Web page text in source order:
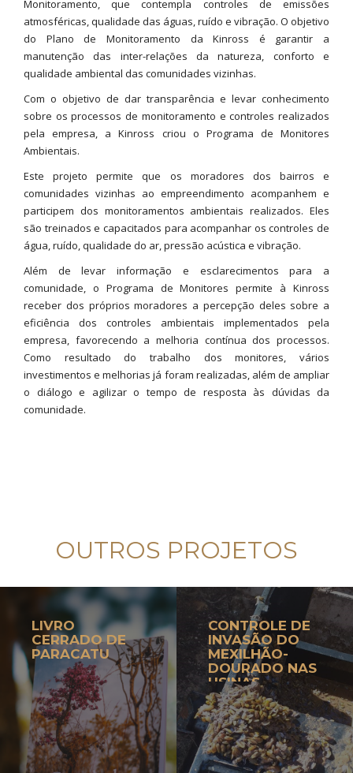
Monitoramento, que contempla controles de emissões
atmosféricas, qualidade das águas, ruído e vibração. O objetivo
do Plano de Monitoramento da Kinross é garantir a
manutenção das inter-relações da natureza, conforto e
qualidade ambiental das comunidades vizinhas.
Com o objetivo de dar transparência e levar conhecimento
sobre os processos de monitoramento e controles realizados
pela empresa, a Kinross criou o Programa de Monitores
Ambientais.
Este projeto permite que os moradores dos bairros e
comunidades vizinhas ao empreendimento acompanhem e
participem dos monitoramentos ambientais realizados. Eles
são treinados e capacitados para acompanhar os controles de
água, ruído, qualidade do ar, pressão acústica e vibração.
Além de levar informação e esclarecimentos para a
comunidade, o Programa de Monitores permite à Kinross
receber dos próprios moradores a percepção deles sobre a
eficiência dos controles ambientais implementados pela
empresa, favorecendo a melhoria contínua dos processos.
Como resultado do trabalho dos monitores, vários
investimentos e melhorias já foram realizadas, além de ampliar
o diálogo e agilizar o tempo de resposta às dúvidas da
comunidade.
OUTROS PROJETOS
LIVRO
CERRADO DE
PARACATU
CONTROLE DE
INVASÃO DO
MEXILHÃO-
DOURADO NAS
USINAS
HIDRELÉTRICAS